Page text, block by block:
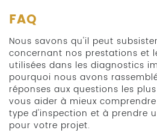
FAQ
Nous savons qu'il peut
concernant nos prestations et
utilisées dans les diagnostics
pourquoi nous avons
réponses aux questions les
vous aider à mieux
type d'inspection et à prendre
pour votre projet.